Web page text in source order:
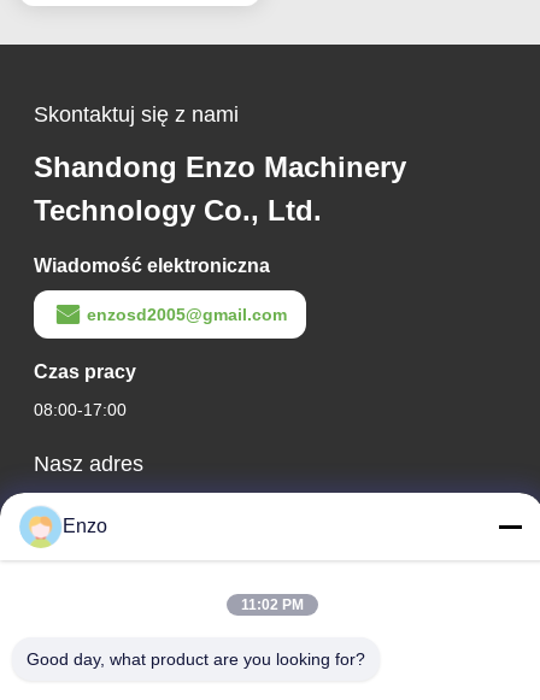
Skontaktuj się z nami
Shandong Enzo Machinery
Technology Co., Ltd.
Wiadomość elektroniczna
enzosd2005@gmail.com
Czas pracy
08:00-17:00
Nasz adres
Adres firmy
Numer 599, Zhangbei Road, Huantai County, Zibo City,
Numer 553, Zhangbei Road, Huantai County, Zibo City,
prowincja Shandong
Enzo
11:02 PM
Good day, what product are you looking for?